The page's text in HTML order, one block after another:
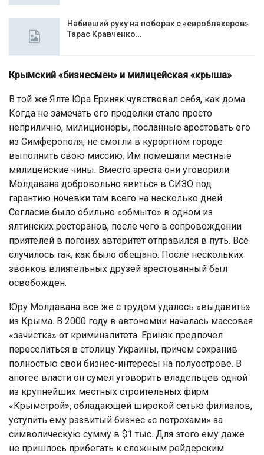
Набивший руку на поборах с «евробляхеров»
Тарас Кравченко…
Крымский «бизнесмен» и милицейская «крыша»
В той же Ялте Юра Ериняк чувствовал себя, как дома.
Когда не замечать его проделки стало просто
неприлично, милиционеры, посланные арестовать его
из Симферополя, не смогли в курортном городе
выполнить свою миссию. Им помешали местные
милицейские чины. Вместо ареста они уговорили
Молдавана добровольно явиться в СИЗО под
гарантию ночевки там всего на несколько дней.
Согласие было обильно «обмыто» в одном из
ялтинских ресторанов, после чего в сопровождении
приятелей в погонах авторитет отправился в путь. Все
случилось так, как было обещано. После нескольких
звонков влиятельных друзей арестованный был
освобожден.
Юру Молдавана все же с трудом удалось «выдавить»
из Крыма. В 2000 году в автономии началась массовая
«зачистка» от криминалитета. Ериняк предпочел
переселиться в столицу Украины, причем сохранив
полностью свои бизнес-интересы на полуострове. В
апогее власти он сумел уговорить владельцев одной
из крупнейших местных строительных фирм
«Крымстрой», обладающей широкой сетью филиалов,
уступить ему развитый бизнес «с потрохами» за
символическую сумму в $1 тыс. Для этого ему даже
не пришлось прибегать к сложным рейдерским